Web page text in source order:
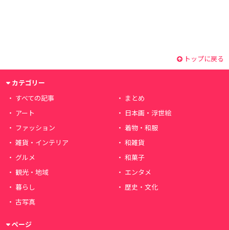
トップに戻る
カテゴリー
すべての記事
まとめ
アート
日本画・浮世絵
ファッション
着物・和服
雑貨・インテリア
和雑貨
グルメ
和菓子
観光・地域
エンタメ
暮らし
歴史・文化
古写真
ページ